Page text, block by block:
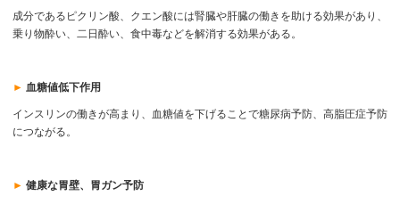
成分であるピクリン酸、クエン酸には腎臓や肝臓の働きを助ける効果があり、
乗り物酔い、二日酔い、食中毒などを解消する効果がある。
► 血糖値低下作用
インスリンの働きが高まり、血糖値を下げることで糖尿病予防、高脂圧症予防
につながる。
► 健康な胃壁、胃ガン予防